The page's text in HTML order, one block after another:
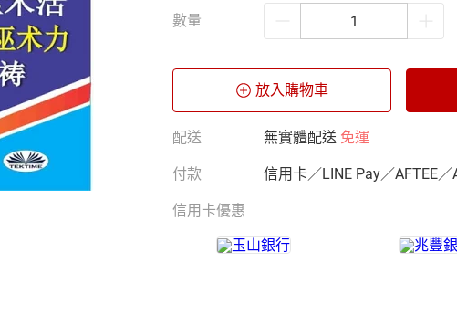
數量
放入購物車
配送 無實體配送 免運
付款 信用卡／LINE Pay／AFTEE／
信用卡優惠